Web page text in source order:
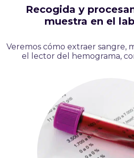
Recogida y
muestra en el
Veremos cómo extraer sangre,
el lector del hemograma,